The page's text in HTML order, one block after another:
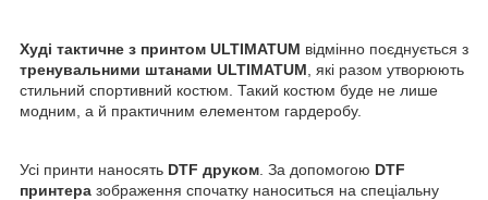
Худі тактичне з принтом ULTIMATUM відмінно поєднується з
тренувальними штанами ULTIMATUM , які разом утворюють
стильний спортивний костюм. Такий костюм буде не лише
модним, а й практичним елементом гардеробу.
Усі принти наносять DTF друком . За допомогою DTF
принтера зображення спочатку наноситься на спеціальну